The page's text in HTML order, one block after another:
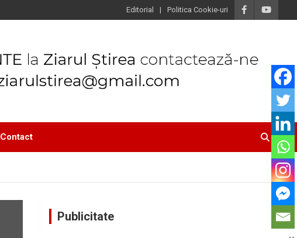
Editorial Politica Cookie-uri
Contact
Publicitate